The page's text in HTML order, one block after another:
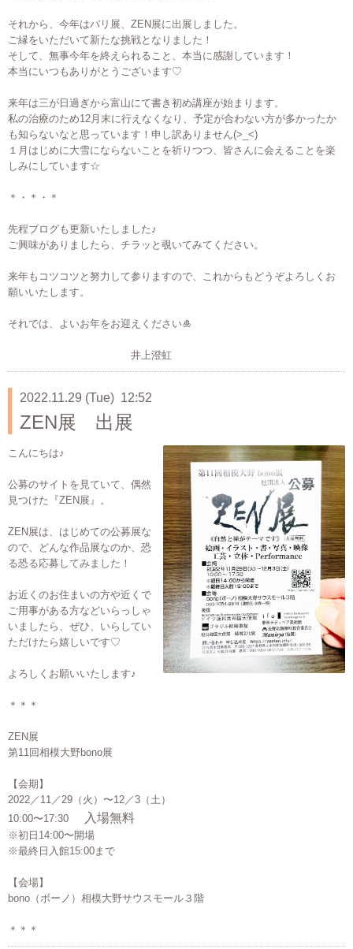
それから、今年はパリ展、ZEN展に出展しました。
ご縁をいただいて新たな挑戦となりました！
そして、無事今年を終えられること、本当に感謝しています！
本当にいつもありがとうございます♡
来年は三が日過ぎから富山にて書き初め講座が始まります。
私の治療のため12月末に行えなくなり、予定が合わない方が多かったか
も知らないなと思っています！申し訳ありません(>_<)
１月はじめに大雪にならないことを祈りつつ、皆さんに会えることを楽
しみにしています☆
＊・＊・＊
先程ブログも更新いたしました♪
ご興味がありましたら、チラッと覗いてみてください。
来年もコツコツと努力して参りますので、これからもどうぞよろしくお
願いいたします。
それでは、よいお年をお迎えください🎍
井上澄虹
2022.11.29 (Tue) 12:52
ZEN展 出展
こんにちは♪
公募のサイトを見ていて、偶然
見つけた『ZEN展』。
ZEN展は、はじめての公募展な
ので、どんな作品展なのか、恐
る恐る応募してみました！
お近くのお住まいの方や近くで
ご用事がある方などいらっしゃ
いましたら、ぜひ、いらしてい
ただけたら嬉しいです♡
よろしくお願いいたします♪
＊＊＊
ZEN展
第11回相模大野bono展
【会期】
2022／11／29（火）〜12／3（土）
10:00〜17:30
入場無料
※初日14:00〜開場
※最終日入館15:00まで
【会場】
bono（ボーノ）相模大野サウスモール３階
＊＊＊